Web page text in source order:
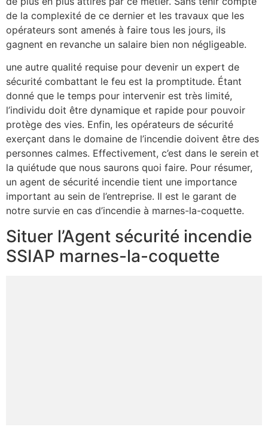
de la complexité de ce dernier et les travaux que les
opérateurs sont amenés à faire tous les jours, ils
gagnent en revanche un salaire bien non négligeable.
une autre qualité requise pour devenir un expert de
sécurité combattant le feu est la promptitude. Étant
donné que le temps pour intervenir est très limité,
l’individu doit être dynamique et rapide pour pouvoir
protège des vies. Enfin, les opérateurs de sécurité
exerçant dans le domaine de l’incendie doivent être des
personnes calmes. Effectivement, c’est dans le serein et
la quiétude que nous saurons quoi faire. Pour résumer,
un agent de sécurité incendie tient une importance
important au sein de l’entreprise. Il est le garant de
notre survie en cas d’incendie à marnes-la-coquette.
Situer l’Agent sécurité incendie
SSIAP marnes-la-coquette